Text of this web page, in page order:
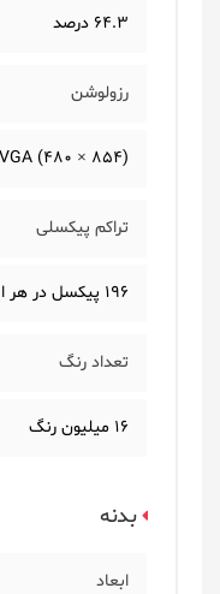
64.3 درصد
رزولوشن
(854 × 480) FWVGA
تراکم پیکسلی
196 پیکسل در هر اینچ
تعداد رنگ
16 میلیون رنگ
بدنه
ابعاد